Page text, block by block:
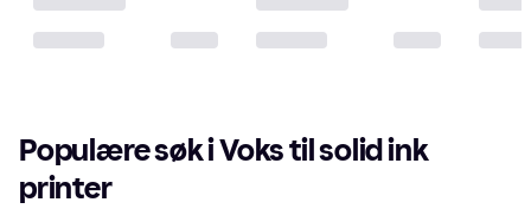
Populære søk i Voks til solid ink
printer